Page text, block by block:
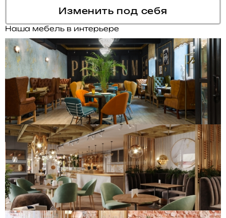
Изменить под себя
Наша мебель в интерьере